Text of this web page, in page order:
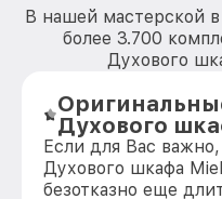
В нашей мастерской
более 3.700
Духового
Духового
Если для Вас
Духового шкафа
безотказно еще